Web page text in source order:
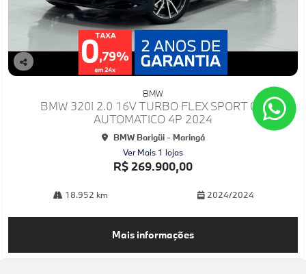
Co
BMW
BMW 320I 2.0 16V TURBO FLEX SPORT GP
AUTOMATICO 4P 2024
BMW Barigüi - Maringá
Ver Mais 1 lojas
R$ 269.900,00
18.952 km 2024/2024
Mais informações